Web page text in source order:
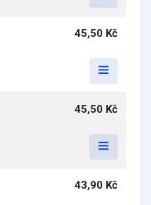
45,50 Kč
45,50 Kč
43,90 Kč